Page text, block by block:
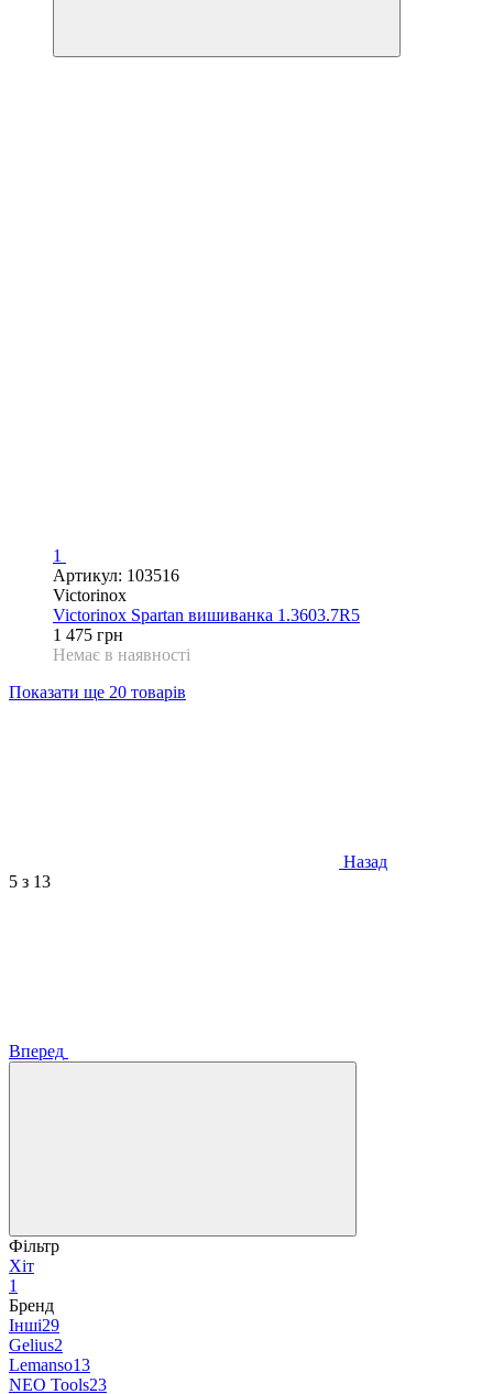
1
Артикул: 103516
Victorinox
Victorinox Spartan вишиванка 1.3603.7R5
1 475 грн
Немає в наявності
Показати ще 20 товарів
Назад
5 з 13
Вперед
Фільтр
Хіт
1
Бренд
Інші29
Gelius2
Lemanso13
NEO Tools23